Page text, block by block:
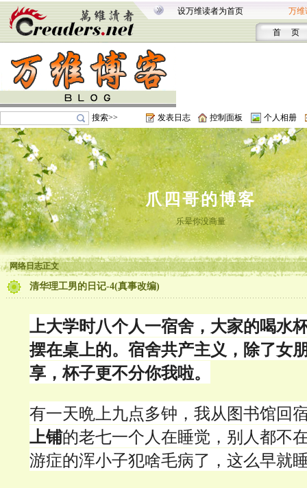
设万维读者为首页 万维
首 页
搜索>> 发表日志 控制面板 个人相册
爪四哥的博客
乐晕你没商量
网络日志正文
清华理工男的日记-4(真事改编)
上大学时八个人一宿舍，大家的喝水
摆在桌上的。宿舍共产主义，除了女
享，杯子更不分你我啦。
有一天晩上九点多钟，我从图书馆回
上铺的老七一个人在睡觉，别人都不
游症的浑小子犯啥毛病了，这么早就